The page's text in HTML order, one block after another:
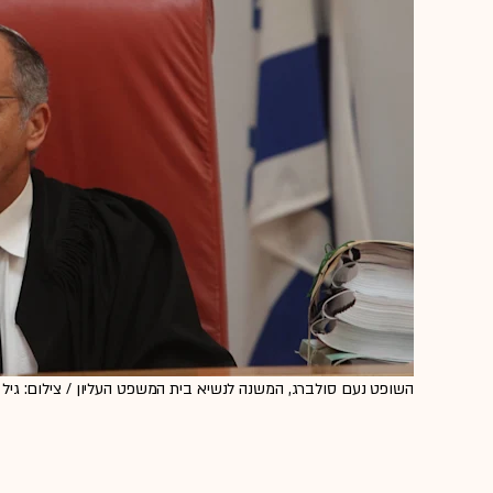
השופט נעם סולברג, המשנה לנשיא בית המשפט העליון / צילום: גיל